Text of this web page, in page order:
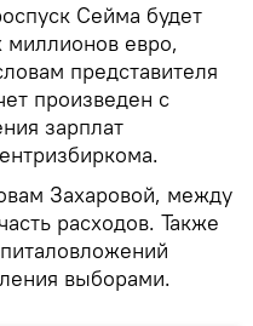
Сейма будет
миллионов евро,
представителя
произведен с
зарплат
Захаровой, между
расходов. Также
выборами.